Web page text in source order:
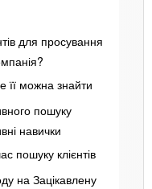
для просування
її можна знайти
пошуку
навички
пошуку клієнтів
на Зацікавлену